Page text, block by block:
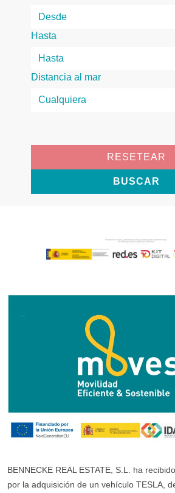
Hasta
Distancia al mar
RESETEAR
BUSCAR
BENNECKE REAL ESTATE, S.L. ha
por la adquisición de un vehículo TESLA,